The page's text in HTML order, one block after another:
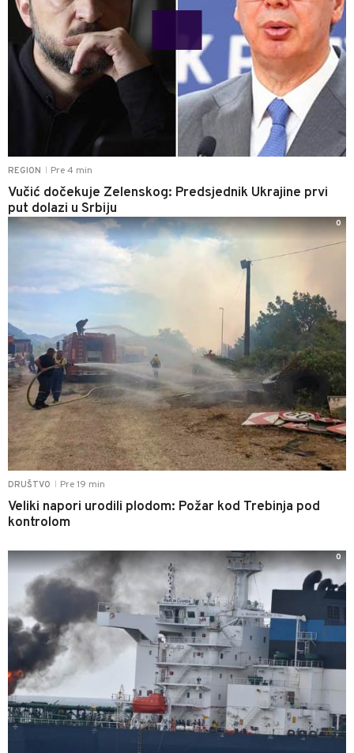
REGION Pre 4 min
Vučić dočekuje Zelenskog: Predsjednik Ukrajine prvi
put dolazi u Srbiju
DRUŠTVO Pre 19 min
Veliki napori urodili plodom: Požar kod Trebinja pod
kontrolom
0
0